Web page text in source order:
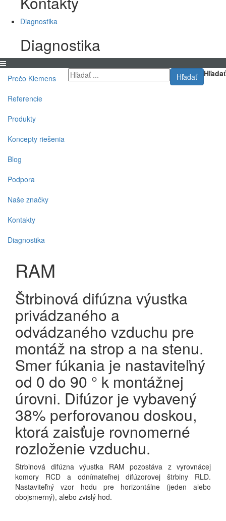
Diagnostika
Diagnostika
Hľadať
Hľadať
Prečo Klemens
Referencie
Produkty
Koncepty riešenia
Blog
Podpora
Naše značky
Kontakty
Diagnostika
RAM
Štrbinová difúzna výustka
privádzaného a
odvádzaného vzduchu pre
montáž na strop a na stenu.
Smer fúkania je nastaviteľný
od 0 do 90 ° k montážnej
úrovni. Difúzor je vybavený
38% perforovanou doskou,
ktorá zaisťuje rovnomerné
rozloženie vzduchu.
Štrbinová difúzna výustka RAM pozostáva z vyrovnácej
komory RCD a odnímateľnej difúzorovej štrbiny RLD.
Nastaviteľný vzor hodu pre horizontálne (jeden alebo
obojsmerný), alebo zvislý hod.